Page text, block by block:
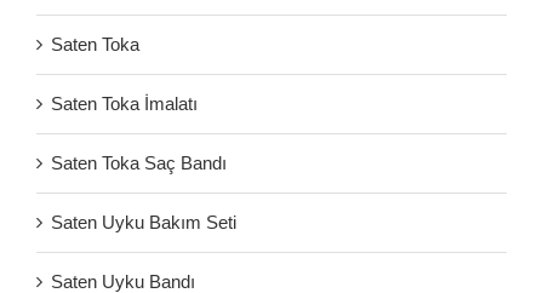
Saten Toka
Saten Toka İmalatı
Saten Toka Saç Bandı
Saten Uyku Bakım Seti
Saten Uyku Bandı